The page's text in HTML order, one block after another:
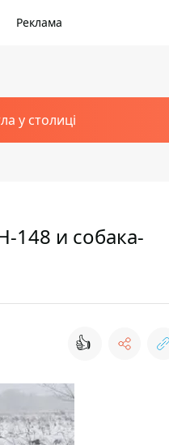
Реклама
у столиці
148 и собака-
👍